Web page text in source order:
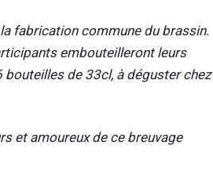
fabrication commune du brassin.
embouteilleront leurs
bouteilles de 33cl, à déguster chez
et amoureux de ce breuvage